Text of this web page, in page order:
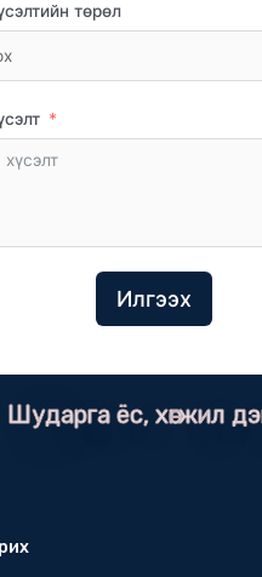
төрөл
Илгээх
Шударга ёс, хөгжил